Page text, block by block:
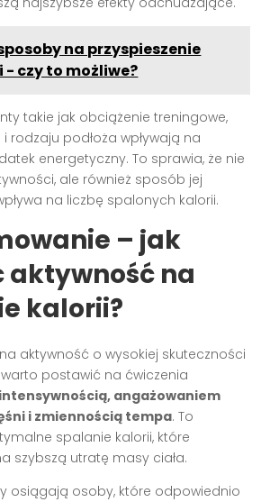
na przyspieszenie
- czy to możliwe?
takie jak obciążenie treningowe,
rodzaju podłoża wpływają na
energetyczny. To sprawia, że nie
ale również sposób jej
na liczbę spalonych kalorii.
– jak
aktywność na
kalorii?
aktywność o wysokiej skuteczności
postawić na ćwiczenia
intensywnością, angażowaniem
i zmiennością tempa. To
spalanie kalorii, które
szybszą utratę masy ciała.
osiągają osoby, które odpowiednio